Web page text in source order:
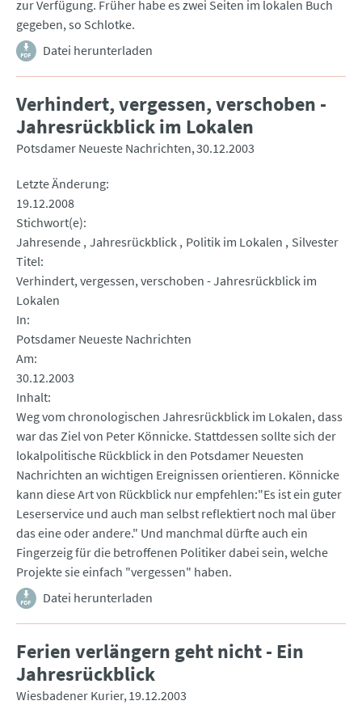
zur Verfügung. Früher habe es zwei Seiten im lokalen Buch
gegeben, so Schlotke.
Datei herunterladen
Verhindert, vergessen, verschoben -
Jahresrückblick im Lokalen
Potsdamer Neueste Nachrichten 30.12.2003
Letzte Änderung
19.12.2008
Stichwort(e)
Jahresende Jahresrückblick Politik im Lokalen
Silvester
Titel
Verhindert, vergessen, verschoben - Jahresrückblick im
Lokalen
In
Potsdamer Neueste Nachrichten
Am
30.12.2003
Inhalt
Weg vom chronologischen Jahresrückblick im Lokalen, dass
war das Ziel von Peter Könnicke. Stattdessen sollte sich der
lokalpolitische Rückblick in den Potsdamer Neuesten
Nachrichten an wichtigen Ereignissen orientieren. Könnicke
kann diese Art von Rückblick nur empfehlen:"Es ist ein guter
Leserservice und auch man selbst reflektiert noch mal über
das eine oder andere." Und manchmal dürfte auch ein
Fingerzeig für die betroffenen Politiker dabei sein, welche
Projekte sie einfach "vergessen" haben.
Datei herunterladen
Ferien verlängern geht nicht - Ein
Jahresrückblick
Wiesbadener Kurier 19.12.2003